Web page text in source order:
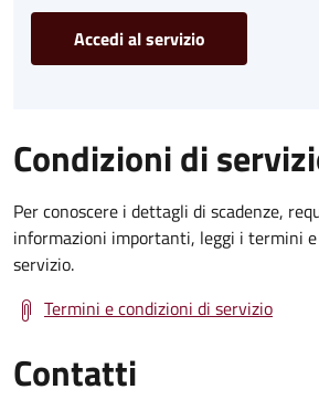
Accedi al servizio
Condizioni di
Per conoscere i dettagli di scadenze,
informazioni importanti, leggi i termini
servizio.
Termini e condizioni di servizio
Contatti